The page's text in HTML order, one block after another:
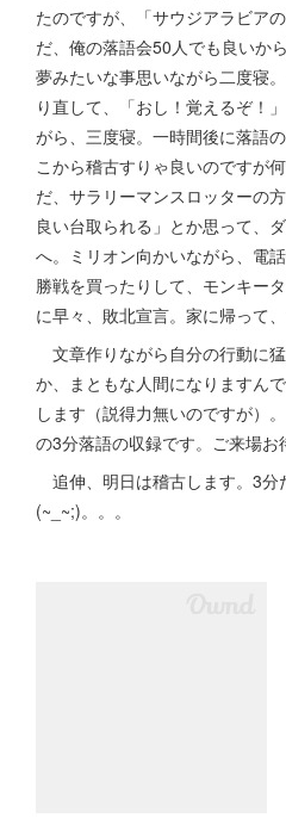
たのですが、「サウジアラビア
だ、俺の落語会50人でも良いか
夢みたいな事思いながら二度寝
り直して、「おし！覚えるぞ！
がら、三度寝。一時間後に落語
こから稽古すりゃ良いのですが
だ、サラリーマンスロッターの
良い台取られる」とか思って、
へ。ミリオン向かいながら、電
勝戦を買ったりして、モンキー
に早々、敗北宣言。家に帰って
文章作りながら自分の行動に
か、まともな人間になりますん
します（説得力無いのですが）
の3分落語の収録です。ご来場お
追伸、明日は稽古します。3分
(~_~;)。。。